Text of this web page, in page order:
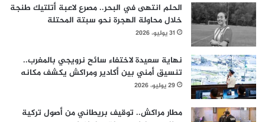
الحلم انتهى في البحر.. مصرع لاعبة أتلتيك طنجة
خلال محاولة الهجرة نحو سبتة المحتلة
31 يوليو، 2026
نهاية سعيدة لاختفاء سائح نرويجي بالمغرب..
تنسيق أمني بين أكادير ومراكش يكشف مكانه
29 يوليو، 2026
مطار مراكش.. توقيف بريطاني من أصول تركية